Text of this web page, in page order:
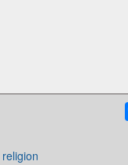
religion